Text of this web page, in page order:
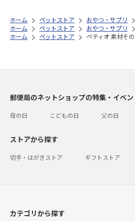
ホーム ペットストア おやつ・サプリ
ホーム
ペットストア おやつ・サプリ
ホーム
ペットストア ペティオ 素材そ
郵便局のネットショップの特集・イベン
母の日 こどもの日 父の日
ストアから探す
切手・はがきストア ギフトストア
カテゴリから探す